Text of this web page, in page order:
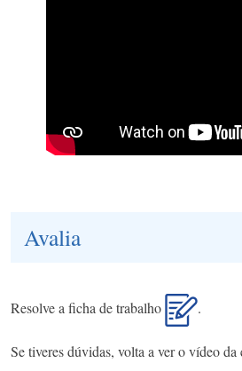
Avalia
Resolve a ficha de trabalho .
Se tiveres dúvidas, volta a ver o vídeo da